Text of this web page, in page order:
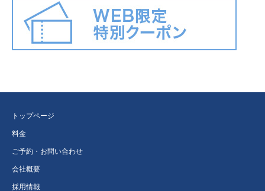
トップページ
料金
ご予約・お問い合わせ
会社概要
採用情報